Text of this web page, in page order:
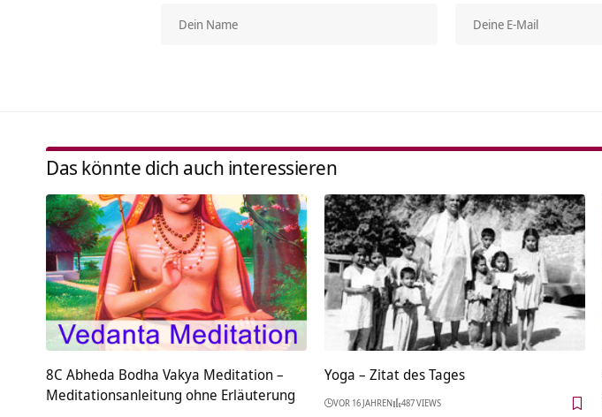
Das könnte dich auch interessieren
8C Abheda Bodha Vakya Meditation –
Meditationsanleitung ohne Erläuterung
Yoga – Zitat des Tages
VOR 16 JAHREN 487 VIEWS